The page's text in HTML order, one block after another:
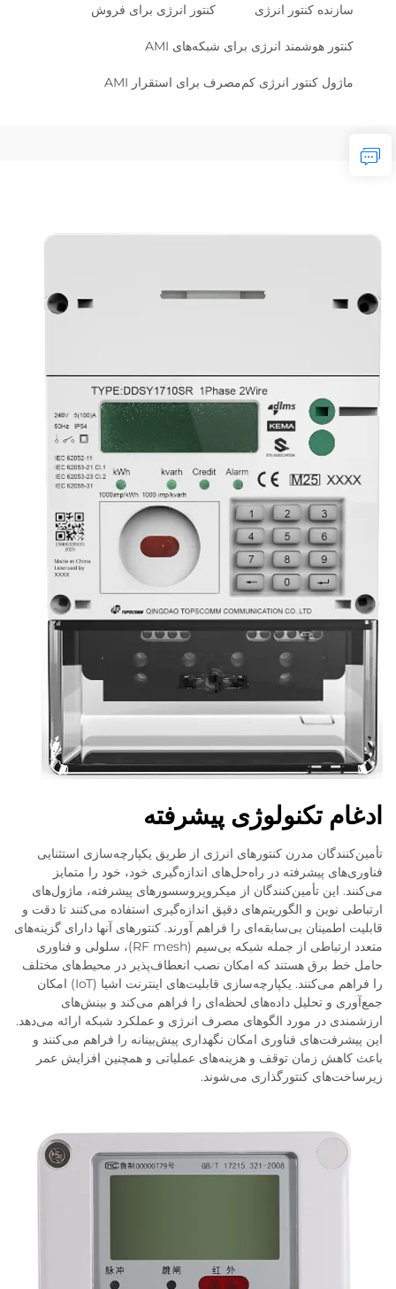
سازنده کنتور انرژی کنتور انرژی برای فروش
کنتور هوشمند انرژی برای شبکه‌های AMI
ماژول کنتور انرژی کم‌مصرف برای استقرار AMI
ادغام تکنولوژی پیشرفته
تأمین‌کنندگان مدرن کنتورهای انرژی از طریق یکپارچه‌سازی استثنایی
فناوری‌های پیشرفته در راه‌حل‌های اندازه‌گیری خود، خود را متمایز
می‌کنند. این تأمین‌کنندگان از میکروپروسسورهای پیشرفته، ماژول‌های
ارتباطی نوین و الگوریتم‌های دقیق اندازه‌گیری استفاده می‌کنند تا دقت و
قابلیت اطمینان بی‌سابقه‌ای را فراهم آورند. کنتورهای آنها دارای گزینه‌های
متعدد ارتباطی از جمله شبکه بی‌سیم (RF mesh)، سلولی و فناوری
حامل خط برق هستند که امکان نصب انعطاف‌پذیر در محیط‌های مختلف
را فراهم می‌کنند. یکپارچه‌سازی قابلیت‌های اینترنت اشیا (IoT) امکان
جمع‌آوری و تحلیل داده‌های لحظه‌ای را فراهم می‌کند و بینش‌های
ارزشمندی در مورد الگوهای مصرف انرژی و عملکرد شبکه ارائه می‌دهد.
این پیشرفت‌های فناوری امکان نگهداری پیش‌بینانه را فراهم می‌کنند و
باعث کاهش زمان توقف و هزینه‌های عملیاتی و همچنین افزایش عمر
زیرساخت‌های کنتورگذاری می‌شوند.